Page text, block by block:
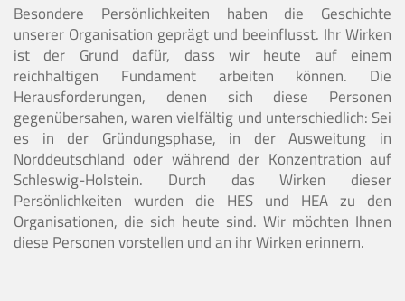
Besondere Persönlichkeiten haben die Geschichte
unserer Organisation geprägt und beeinflusst. Ihr Wirken
ist der Grund dafür, dass wir heute auf einem
reichhaltigen Fundament arbeiten können. Die
Herausforderungen, denen sich diese Personen
gegenübersahen, waren vielfältig und unterschiedlich: Sei
es in der Gründungsphase, in der Ausweitung in
Norddeutschland oder während der Konzentration auf
Schleswig-Holstein. Durch das Wirken dieser
Persönlichkeiten wurden die HES und HEA zu den
Organisationen, die sich heute sind. Wir möchten Ihnen
diese Personen vorstellen und an ihr Wirken erinnern.